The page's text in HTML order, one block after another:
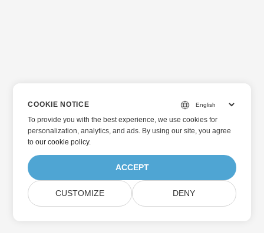
COOKIE NOTICE
To provide you with the best experience, we use cookies for
personalization, analytics, and ads. By using our site, you agree
toour cookie policy.
ACCEPT
CUSTOMIZE DENY